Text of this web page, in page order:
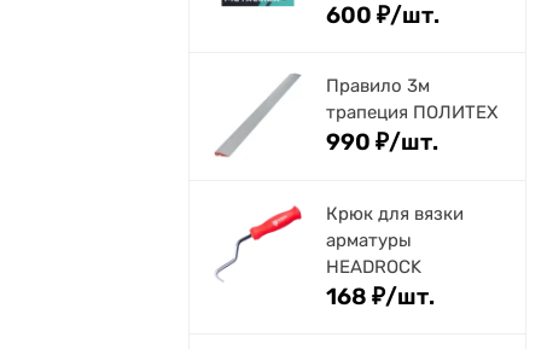
600 ₽/шт.
Правило 3м
трапеция ПОЛИТЕХ
990 ₽/шт.
Крюк для вязки
арматуры
HEADROCK
168 ₽/шт.